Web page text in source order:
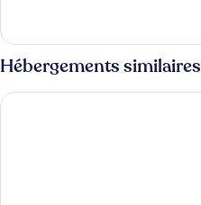
Chambre
le
type
de
Chambre
Hébergements similaires
Guyers House Hotel